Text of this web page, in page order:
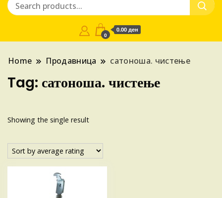
0
0.00 ден
Home Продавница сатоноша. чистење
Tag: сатоноша. чистење
Showing the single result